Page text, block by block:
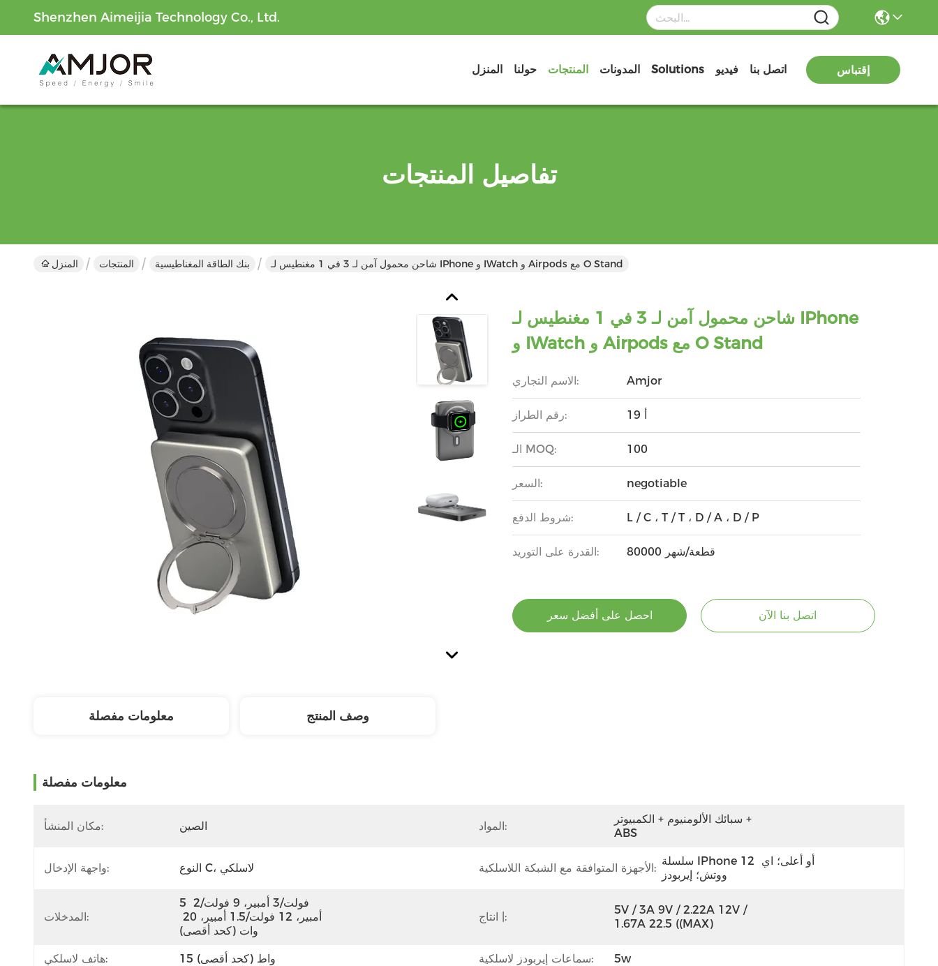
Shenzhen Aimeijia Technology Co., Ltd.
المنزل حولنا المنتجات المدونات Solutions فيديو اتصل بنا إقتباس
تفاصيل المنتجات
المنزل المنتجات بنك الطاقة المغناطيسية شاحن محمول آمن لـ 3 في 1 مغنطيس لـ IPhone و IWatch و Airpods مع O Stand
شاحن محمول آمن لـ 3 في 1 مغنطيس لـ IPhone
و IWatch و Airpods مع O Stand
الاسم التجاري: Amjor
رقم الطراز: أ 19
الـ MOQ: 100
السعر: negotiable
شروط الدفع: L / C ، T / T ، D / A ، D / P
القدرة على التوريد: 80000 قطعة/شهر
احصل على أفضل سعر اتصل بنا الآن
معلومات مفصلة وصف المنتج
معلومات مفصلة
مكان المنشأ: الصين المواد:
سبائك الألومنيوم + الكمبيوتر +
ABS
واجهة الإدخال: النوع C، لاسلكي الأجهزة المتوافقة مع الشبكة اللاسلكية:
سلسلة IPhone 12 أو أعلى؛ اي
ووتش؛ إيربودز
المدخلات:
5 فولت/3 أمبير، 9 فولت/2
وات (كحد أقصى)
انتاج |:
5V / 3A 9V / 2.22A 12V /
1.67A 22.5 ((MAX)
هاتف لاسلكي: 15 واط (كحد أقصى) سماعات إيربودز لاسلكية: 5w